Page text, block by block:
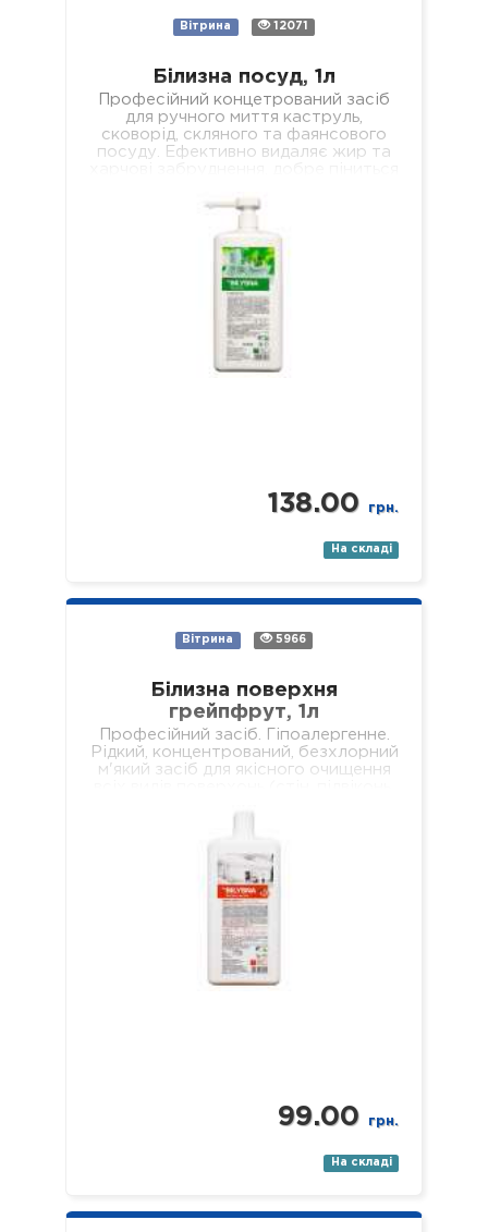
Вітрина 12071
Білизна посуд, 1л
Професійний концетрований засіб
для ручного миття каструль,
сковорід, скляного та фаянсового
посуду. Ефективно видаляє жир та
мильної…
138.00 грн.
На складі
Вітрина 5966
Білизна поверхня
грейпфрут, 1л
Професійний засіб. Гіпоалергенне.
Рідкий, концентрований, безхлорний
м'який засіб для якісного очищення
99.00 грн.
На складі